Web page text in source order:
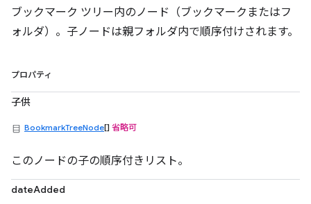
ブックマーク ツリー内のノード（ブックマークまたはフ
ォルダ）。子ノードは親フォルダ内で順序付けされます。
プロパティ
子供
BookmarkTreeNode[] 省略可
このノードの子の順序付きリスト。
dateAdded